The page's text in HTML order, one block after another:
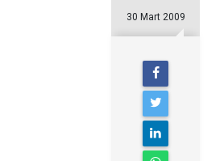
30 Mart 2009